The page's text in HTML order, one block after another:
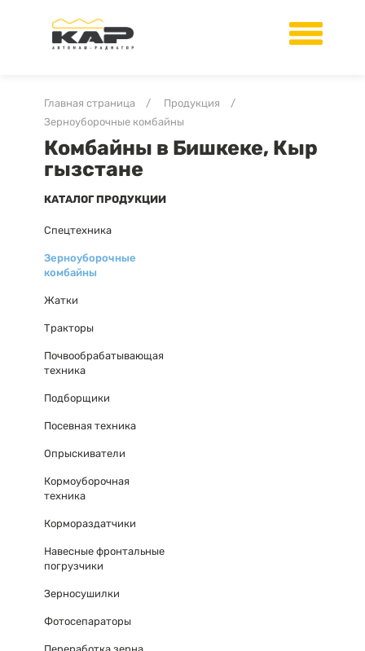
Главная страница / Продукция
/
Зерноуборочные комбайны
Комбайны в Бишкеке, Кыр
гызстане
КАТАЛОГ ПРОДУКЦИИ
Спецтехника
Зерноуборочные
комбайны
Жатки
Тракторы
Почвообрабатывающая
техника
Подборщики
Посевная техника
Опрыскиватели
Кормоуборочная
техника
Кормораздатчики
Навесные фронтальные
погрузчики
Зерносушилки
Фотосепараторы